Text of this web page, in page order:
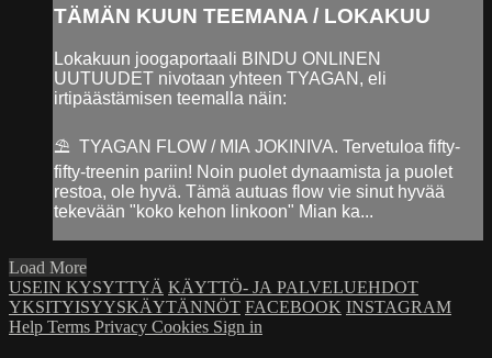
TÄMÄN KUUN TEEMANA / LOKAKUU
Lokakuun joogaportaali BINDU ONLINEN
UUTUUDET nivotaan yhteen TYAGAN, eli
irtipäästämisen teemalla näin:
⛱ TYAGAN FLOW / MIA JOKINIVA. Tervetuloa fifty-
fifty-treenin pariin! Noin puolet dynaamista ja puolet
restoa, ole hyvä. Tämä autuas flow vie sinut hyvää
tekevään "koko kehon linkoon" Mian ka...
Load More
USEIN KYSYTTYÄ KÄYTTÖ- JA PALVELUEHDOT
YKSITYISYYSKÄYTÄNNÖT FACEBOOK INSTAGRAM
Help Terms Privacy Cookies Sign in